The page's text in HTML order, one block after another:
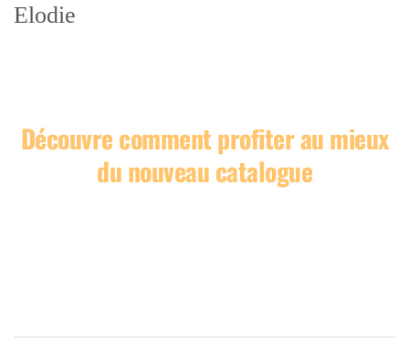
Elodie
Découvre comment profiter au mieux
du nouveau catalogue